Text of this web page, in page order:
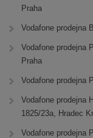
Praha
Vodafone prodejna
Vodafone prodejna
Praha
Vodafone prodejna
Vodafone prodejna
1825/23a, Hradec
Vodafone prodejna